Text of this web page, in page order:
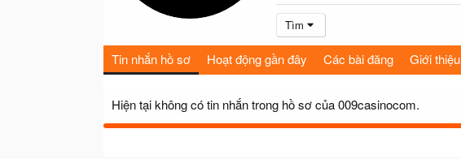
Tìm
Tin nhắn hồ sơ Hoạt động gần đây Các bài đăng Giới thiệu
Hiện tại không có tin nhắn trong hồ sơ của 009casinocom.